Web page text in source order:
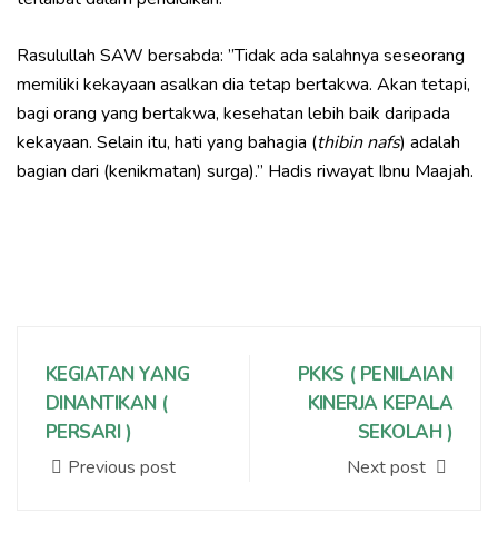
Rasulullah SAW bersabda: ”Tidak ada salahnya seseorang
memiliki kekayaan asalkan dia tetap bertakwa. Akan tetapi,
bagi orang yang bertakwa, kesehatan lebih baik daripada
kekayaan. Selain itu, hati yang bahagia (thibin nafs) adalah
bagian dari (kenikmatan) surga).” Hadis riwayat Ibnu Maajah.
KEGIATAN YANG
DINANTIKAN (
PERSARI )
Previous post
PKKS ( PENILAIAN
KINERJA KEPALA
SEKOLAH )
Next post